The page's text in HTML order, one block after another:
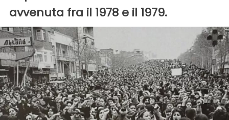
avvenuta fra il 1978 e il 1979.